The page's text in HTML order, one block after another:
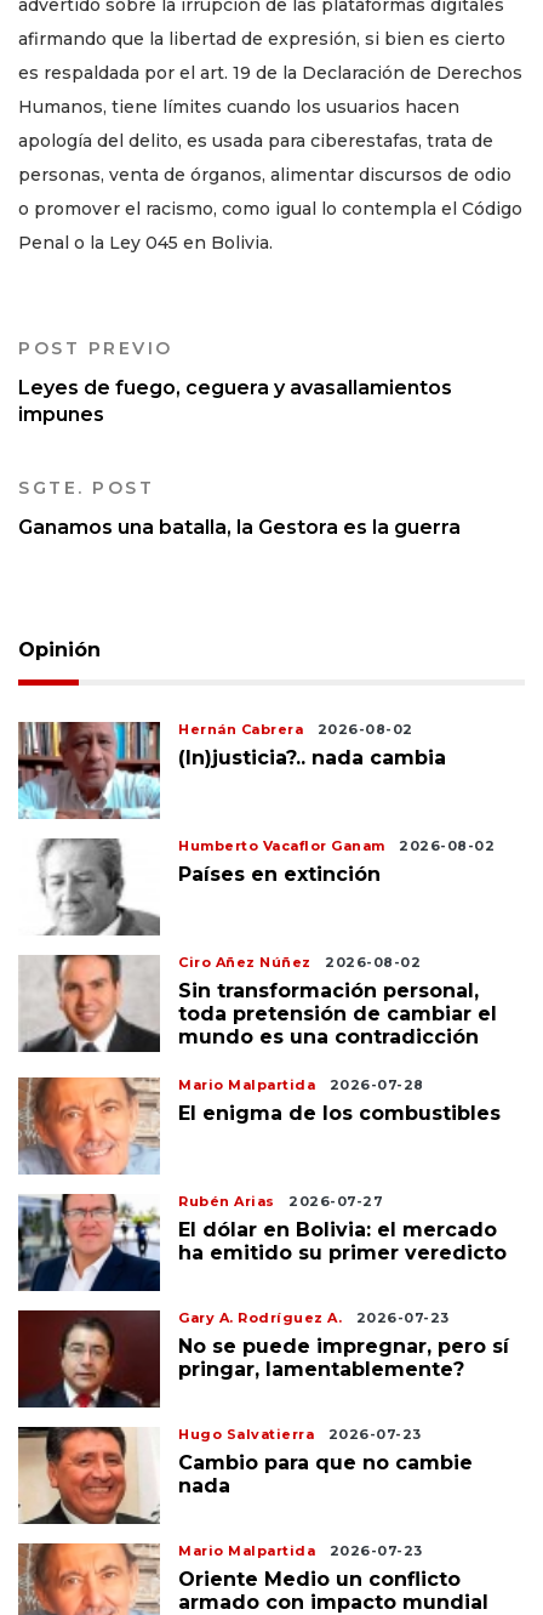
advertido sobre la irrupción de las plataformas digitales
afirmando que la libertad de expresión, si bien es cierto
es respaldada por el art. 19 de la Declaración de Derechos
Humanos, tiene límites cuando los usuarios hacen
apología del delito, es usada para ciberestafas, trata de
personas, venta de órganos, alimentar discursos de odio
o promover el racismo, como igual lo contempla el Código
Penal o la Ley 045 en Bolivia.
POST PREVIO
Leyes de fuego, ceguera y avasallamientos
impunes
SGTE. POST
Ganamos una batalla, la Gestora es la guerra
Opinión
Hernán Cabrera 2026-08-02
(In)justicia?.. nada cambia
Humberto Vacaflor Ganam 2026-08-02
Países en extinción
Ciro Añez Núñez 2026-08-02
Sin transformación personal,
toda pretensión de cambiar el
mundo es una contradicción
Mario Malpartida 2026-07-28
El enigma de los combustibles
Rubén Arias 2026-07-27
El dólar en Bolivia: el mercado
ha emitido su primer veredicto
Gary A. Rodríguez A. 2026-07-23
No se puede impregnar, pero sí
pringar, lamentablemente?
Hugo Salvatierra 2026-07-23
Cambio para que no cambie
nada
Mario Malpartida 2026-07-23
Oriente Medio un conflicto
armado con impacto mundial